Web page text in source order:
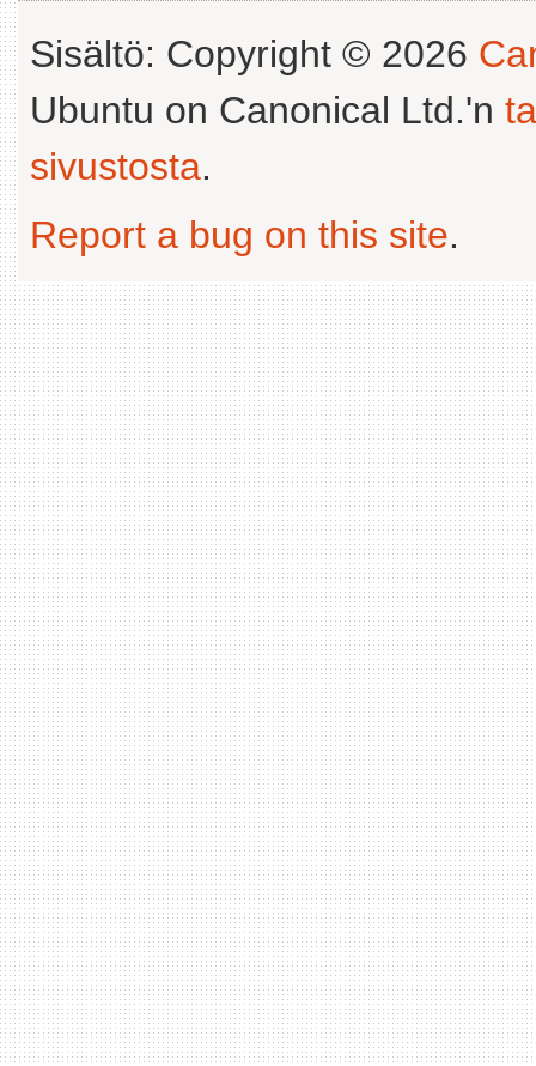
Sisältö: Copyright © 2026
Ubuntu on Canonical Ltd.'n
sivustosta.
Report a bug on this site.